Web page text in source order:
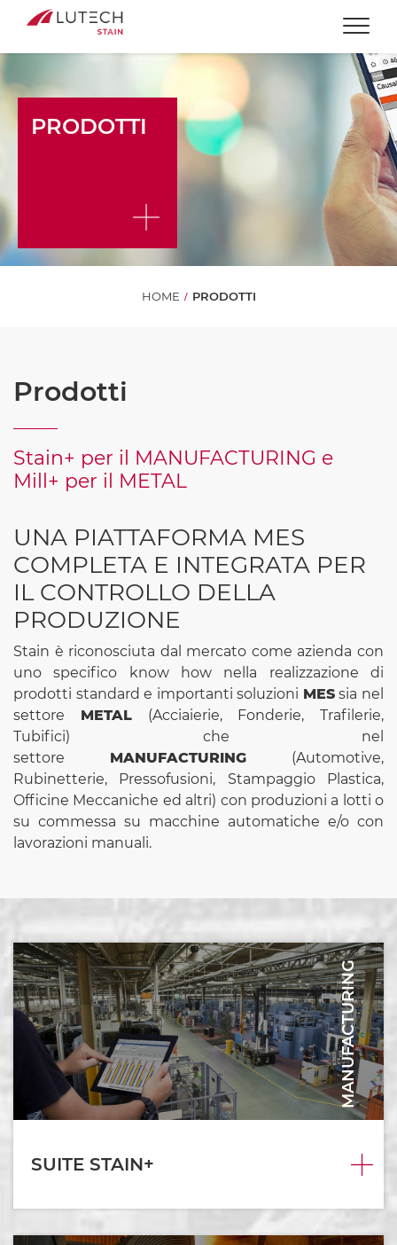
PRODOTTI
HOME PRODOTTI
Prodotti
Stain+ per il MANUFACTURING e
Mill+ per il METAL
UNA PIATTAFORMA MES
COMPLETA E INTEGRATA PER
IL CONTROLLO DELLA
PRODUZIONE
Stain è riconosciuta dal mercato come azienda con
uno specifico know how nella realizzazione di
prodotti standard e importanti soluzioni MESsia nel
settore METAL(Acciaierie, Fonderie, Trafilerie,
Tubifici) che nel
settore MANUFACTURING (Automotive,
Rubinetterie, Pressofusioni, Stampaggio Plastica,
Officine Meccaniche ed altri) con produzioni a lotti o
su commessa su macchine automatiche e/o con
lavorazioni manuali.
MANUFACTURING
SUITE STAIN+